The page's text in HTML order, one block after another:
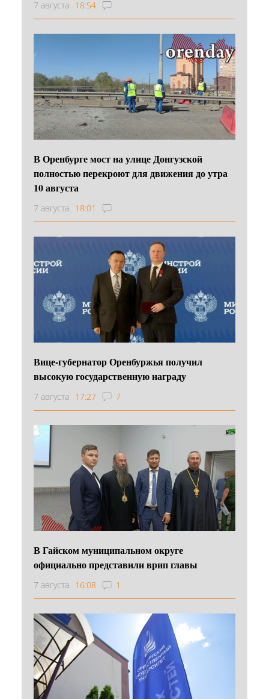
7 августа 18:54
В Оренбурге мост на улице Донгузской
полностью перекроют для движения до утра
10 августа
7 августа 18:01
Вице-губернатор Оренбуржья получил
высокую государственную награду
7 августа 17:27 7
В Гайском муниципальном округе
официально представили врип главы
7 августа 16:08 1